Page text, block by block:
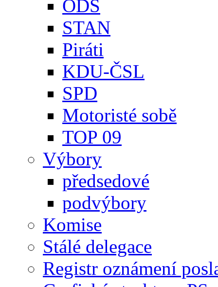
ODS
STAN
Piráti
KDU-ČSL
SPD
Motoristé sobě
TOP 09
Výbory
předsedové
podvýbory
Komise
Stálé delegace
Registr oznámení